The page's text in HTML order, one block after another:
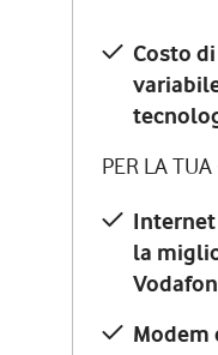
Costo
PER LA TUA
la
Modem